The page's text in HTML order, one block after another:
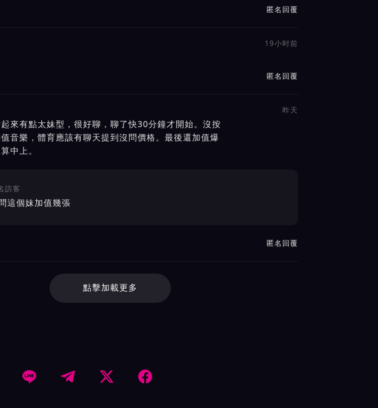
匿名回覆
19小时前
匿名回覆
昨天
來有點太妹型，很好聊，聊了快30分鐘才開始。沒按
音樂，體育應該有聊天提到沒問價格。最後還加值爆
中上。
訪客
這個妹加值幾張
匿名回覆
點擊加載更多
   